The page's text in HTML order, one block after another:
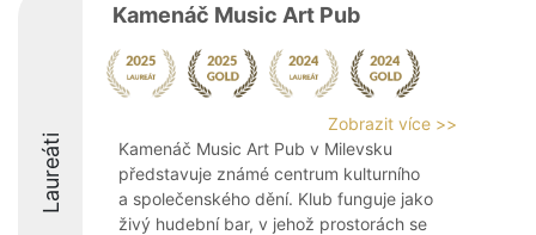
Laureáti
Kamenáč Music Art Pub
Zobrazit více >>
Kamenáč Music Art Pub v Milevsku
představuje známé centrum kulturního
a společenského dění. Klub funguje jako
živý hudební bar, v jehož prostorách se